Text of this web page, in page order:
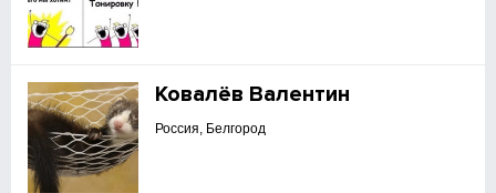
Ковалёв Валентин
Россия, Белгород